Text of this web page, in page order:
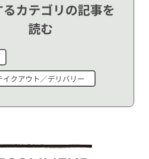
カテゴリの記事を
読む
イクアウト／デリバリー